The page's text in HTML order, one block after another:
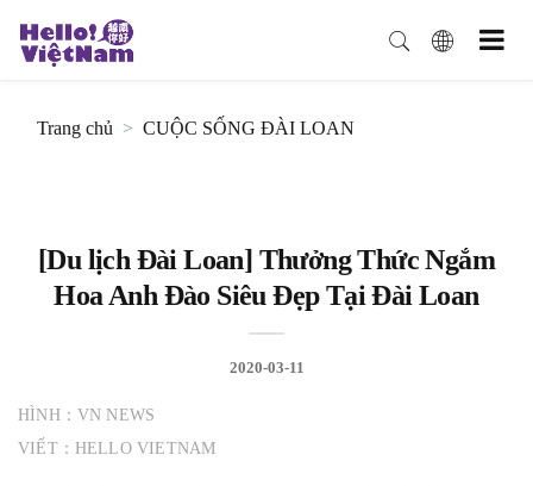
Trang chủ CUỘC SỐNG ĐÀI LOAN
[Du lịch Đài Loan] Thưởng Thức Ngắm
Hoa Anh Đào Siêu Đẹp Tại Đài Loan
2020-03-11
HÌNH：VN NEWS
VIẾT：HELLO VIETNAM